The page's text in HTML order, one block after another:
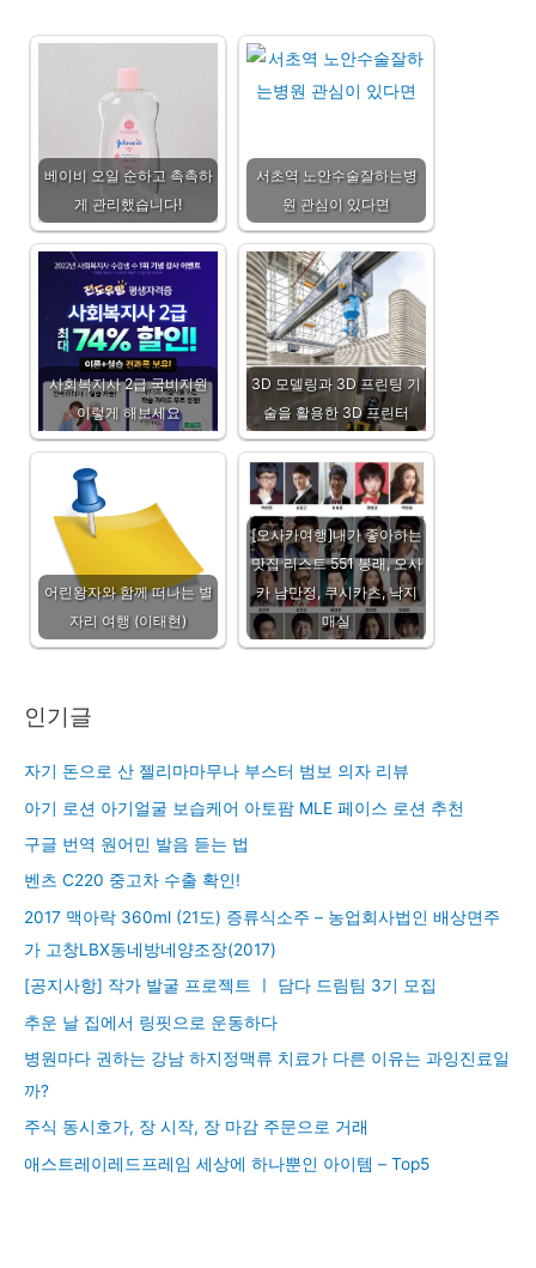
베이비 오일 순하고 촉촉하
게 관리했습니다!
서초역 노안수술잘하는병
원 관심이 있다면
사회복지사 2급 국비지원
이렇게 해보세요
3D 모델링과 3D 프린팅 기
술을 활용한 3D 프린터
어린왕자와 함께 떠나는 별
자리 여행 (이태현)
[오사카여행]내가 좋아하는
맛집 리스트 551 봉래, 오사
카 남만정, 쿠시카츠, 낙지
매실
인기글
자기 돈으로 산 젤리마마무나 부스터 범보 의자 리뷰
아기 로션 아기얼굴 보습케어 아토팜 MLE 페이스 로션 추천
구글 번역 원어민 발음 듣는 법
벤츠 C220 중고차 수출 확인!
2017 맥아락 360ml (21도) 증류식소주 – 농업회사법인 배상면주
가 고창LBX동네방네양조장(2017)
[공지사항] 작가 발굴 프로젝트 ㅣ 담다 드림팀 3기 모집
추운 날 집에서 링핏으로 운동하다
병원마다 권하는 강남 하지정맥류 치료가 다른 이유는 과잉진료일
까?
주식 동시호가, 장 시작, 장 마감 주문으로 거래
애스트레이레드프레임 세상에 하나뿐인 아이템 – Top5